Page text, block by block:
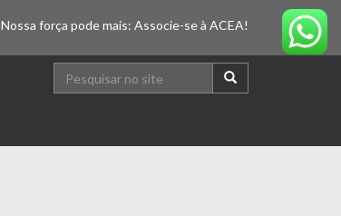
Nossa força pode mais: Associe-se à ACEA!